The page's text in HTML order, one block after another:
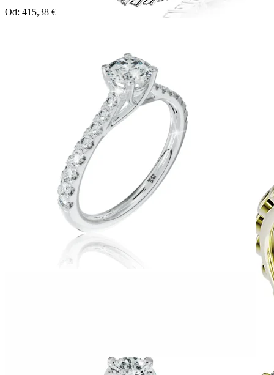
Harmónia klasiky a moderného dizajnu.
Od: 415,38 €